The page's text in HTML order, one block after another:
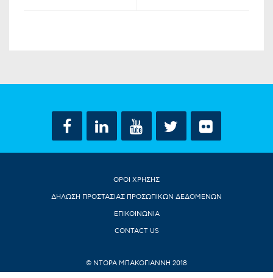
ΟΡΟΙ ΧΡΗΣΗΣ
ΔΗΛΩΣΗ ΠΡΟΣΤΑΣΙΑΣ ΠΡΟΣΩΠΙΚΩΝ ΔΕΔΟΜΕΝΩΝ
ΕΠΙΚΟΙΝΩΝΙΑ
CONTACT US
© ΝΤΟΡΑ ΜΠΑΚΟΓΙΑΝΝΗ 2018